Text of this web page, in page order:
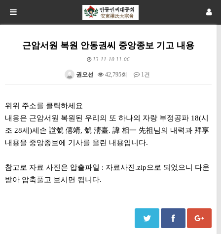
근암서원 복원 안동권씨 중앙종보 기고 내용
13-11-10 11:06
권오선 42,795회 1건
위위 주소를 클릭하세요
내옹은 근암서원 복원된 우리의 또 하나의 자랑 부정공파 18(시
조 28세)세손 諡號 僖靖, 號 淸臺. 諱 相一 先祖님의 내력과 拜享
내용을 중앙종보에 기사를 올린 내용입니다.
참고로 자료 사진은 압출파일 : 자료사진.zip으로 되었으니 다운
받아 압축풀고 보시면 됩니다.